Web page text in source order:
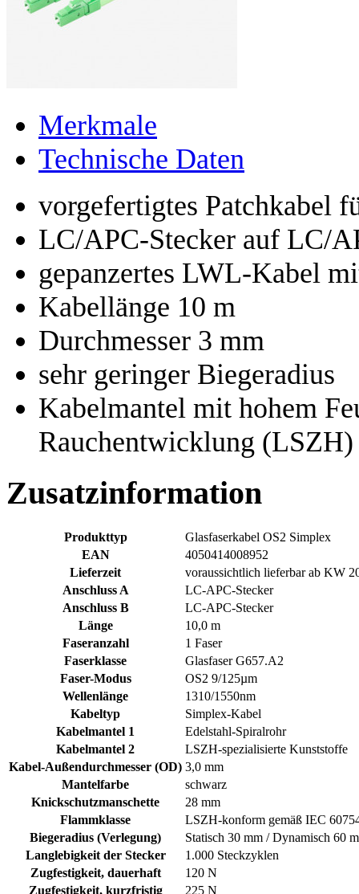
Merkmale
Technische Daten
vorgefertigtes Patchkabel
LC/APC-Stecker auf LC/
gepanzertes LWL-Kabel
Kabellänge 10 m
Durchmesser 3 mm
sehr geringer Biegeradius
Kabelmantel mit hohem
Rauchentwicklung (LSZH)
Zusatzinformation
Produkttyp
Glasfaserkabel OS2 Simplex
EAN
4050414008952
Lieferzeit
voraussichtlich lieferbar ab KW
Anschluss A
LC-APC-Stecker
Anschluss B
LC-APC-Stecker
Länge
10,0 m
Faseranzahl
1 Faser
Faserklasse
Glasfaser G657.A2
Faser-Modus
OS2 9/125µm
Wellenlänge
1310/1550nm
Kabeltyp
Simplex-Kabel
Kabelmantel 1
Edelstahl-Spiralrohr
Kabelmantel 2
LSZH-spezialisierte Kunststoffe
Kabel-Außendurchmesser (OD) 3,0 mm
Mantelfarbe
schwarz
Knickschutzmanschette
28 mm
Flammklasse
LSZH-konform gemäß IEC
Biegeradius (Verlegung)
Statisch 30 mm / Dynamisch 60
Langlebigkeit der Stecker
1.000 Steckzyklen
Zugfestigkeit, dauerhaft
120 N
Zugfestigkeit, kurzfristig
225 N